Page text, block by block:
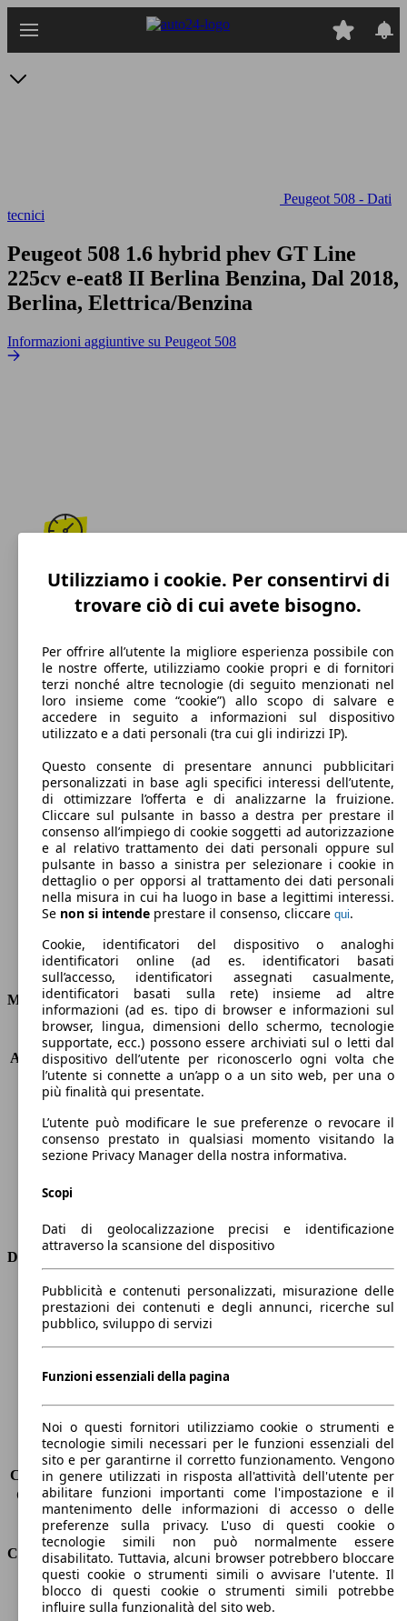
Peugeot 508 - Dati
tecnici
Peugeot 508 1.6 hybrid phev GT Line
225cv e-eat8 II Berlina Benzina, Dal 2018,
Berlina, Elettrica/Benzina
Informazioni aggiuntive su Peugeot 508
230 km/h
Velocità massima
Elettrica/Benzina
Carburante
35 g/km
Emissioni di CO2 (combinato)*
Consumi
Motore e Prestazioni
KW (PS)
133 kW (181 PS)
Accelerazione (0-100 km/h)
8.3s
Velocità massima (km/h)
230 km/h
Numero di marce
8
Coppia
300 nm
Cilindrata
1598 ccm
Carburante
Elettrica/Benzina
Trasmissione
Dimensioni
Lunghezza
4750 mm
Altezza
1420 mm
Larghezza
Peso massimo
-
Sedili
5
Carico sul tetto
-
Capacità di traino (senza freni) -
Capacità di traino (con freni)
1330 kg
Volume del bagagliaio
487 l
Consumi
Emissioni di CO2*
35 g/km (komb.)
Consumo (urbano)
6.5 l/100km
Utilizziamo i cookie. Per consentirvi di
trovare ciò di cui avete bisogno.
Per offrire all’utente la migliore esperienza possibile con
le nostre offerte, utilizziamo cookie propri e di fornitori
terzi nonché altre tecnologie (di seguito menzionati nel
loro insieme come “cookie”) allo scopo di salvare e
accedere in seguito a informazioni sul dispositivo
utilizzato e a dati personali (tra cui gli indirizzi IP).
Questo consente di presentare annunci pubblicitari
personalizzati in base agli specifici interessi dell’utente,
di ottimizzare l’offerta e di analizzarne la fruizione.
Cliccare sul pulsante in basso a destra per prestare il
consenso all’impiego di cookie soggetti ad autorizzazione
e al relativo trattamento dei dati personali oppure sul
pulsante in basso a sinistra per selezionare i cookie in
dettaglio o per opporsi al trattamento dei dati personali
nella misura in cui ha luogo in base a legittimi interessi.
Se non si intende prestare il consenso, cliccare qui.
Cookie, identificatori del dispositivo o analoghi
identificatori online (ad es. identificatori basati
sull’accesso, identificatori assegnati casualmente,
identificatori basati sulla rete) insieme ad altre
informazioni (ad es. tipo di browser e informazioni sul
browser, lingua, dimensioni dello schermo, tecnologie
supportate, ecc.) possono essere archiviati sul o letti dal
dispositivo dell’utente per riconoscerlo ogni volta che
l’utente si connette a un’app o a un sito web, per una o
più finalità qui presentate.
L’utente può modificare le sue preferenze o revocare il
consenso prestato in qualsiasi momento visitando la
sezione Privacy Manager della nostra informativa.
Scopi
Dati di geolocalizzazione precisi e identificazione
attraverso la scansione del dispositivo
Pubblicità e contenuti personalizzati, misurazione delle
prestazioni dei contenuti e degli annunci, ricerche sul
pubblico, sviluppo di servizi
Funzioni essenziali della pagina
Noi o questi fornitori utilizziamo cookie o strumenti e
tecnologie simili necessari per le funzioni essenziali del
sito e per garantirne il corretto funzionamento. Vengono
in genere utilizzati in risposta all'attività dell'utente per
abilitare funzioni importanti come l'impostazione e il
mantenimento delle informazioni di accesso o delle
preferenze sulla privacy. L'uso di questi cookie o
tecnologie simili non può normalmente essere
disabilitato. Tuttavia, alcuni browser potrebbero bloccare
questi cookie o strumenti simili o avvisare l'utente. Il
blocco di questi cookie o strumenti simili potrebbe
influire sulla funzionalità del sito web.